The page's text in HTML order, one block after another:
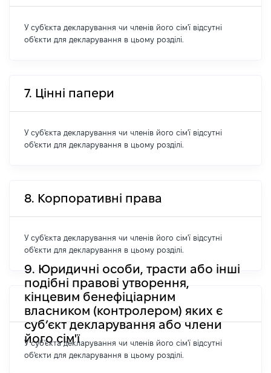
У суб'єкта декларування чи членів його сім'ї відсутні
об'єкти для декларування в цьому розділі.
7. Цінні папери
У суб'єкта декларування чи членів його сім'ї відсутні
об'єкти для декларування в цьому розділі.
8. Корпоративні права
У суб'єкта декларування чи членів його сім'ї відсутні
об'єкти для декларування в цьому розділі.
9. Юридичні особи, трасти або інші
подібні правові утворення,
кінцевим бенефіціарним
власником (контролером) яких є
суб’єкт декларування або члени
його сім'ї
У суб'єкта декларування чи членів його сім'ї відсутні
об'єкти для декларування в цьому розділі.